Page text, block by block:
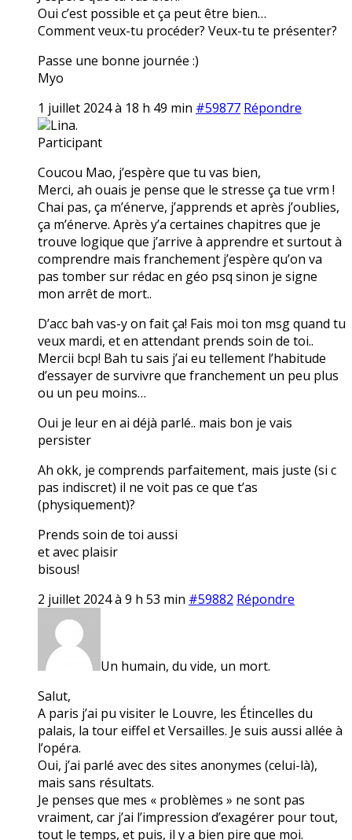
Oui c’est possible et ça peut être bien…
Comment veux-tu procéder? Veux-tu te présenter?
Passe une bonne journée :)
Myo
1 juillet 2024 à 18 h 49 min #59877 Répondre
Lina.
Participant
Coucou Mao, j’espère que tu vas bien,
Merci, ah ouais je pense que le stresse ça tue vrm !
Chai pas, ça m’énerve, j’apprends et après j’oublies,
ça m’énerve. Après y’a certaines chapitres que je
trouve logique que j’arrive à apprendre et surtout à
comprendre mais franchement j’espère qu’on va
pas tomber sur rédac en géo psq sinon je signe
mon arrêt de mort..
D’acc bah vas-y on fait ça! Fais moi ton msg quand tu
veux mardi, et en attendant prends soin de toi..
Mercii bcp! Bah tu sais j’ai eu tellement l’habitude
d’essayer de survivre que franchement un peu plus
ou un peu moins…
Oui je leur en ai déjà parlé.. mais bon je vais
persister
Ah okk, je comprends parfaitement, mais juste (si c
pas indiscret) il ne voit pas ce que t’as
(physiquement)?
Prends soin de toi aussi
et avec plaisir
bisous!
2 juillet 2024 à 9 h 53 min #59882 Répondre
Un humain, du vide, un mort.
Salut,
A paris j’ai pu visiter le Louvre, les Étincelles du
palais, la tour eiffel et Versailles. Je suis aussi allée à
l’opéra.
Oui, j’ai parlé avec des sites anonymes (celui-là),
mais sans résultats.
Je penses que mes « problèmes » ne sont pas
vraiment, car j’ai l’impression d’exagérer pour tout,
tout le temps, et puis, il y a bien pire que moi.